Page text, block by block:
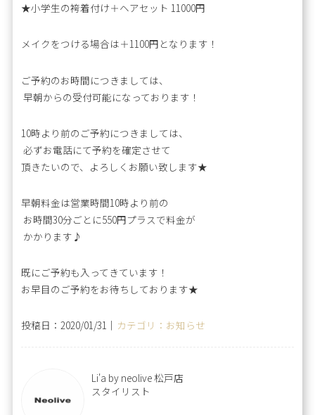
★小学生の袴着付け＋ヘアセット 11000円
メイクをつける場合は＋1100円となります！
ご予約のお時間につきましては、
早朝からの受付可能になっております！
10時より前のご予約につきましては、
必ずお電話にて予約を確定させて
頂きたいので、よろしくお願い致します★
早朝料金は営業時間10時より前の
お時間30分ごとに550円プラスで料金が
かかります♪
既にご予約も入ってきています！
お早目のご予約をお待ちしております★
投稿日：2020/01/31｜ カテゴリ：お知らせ
Li'a by neolive 松戸店
スタイリスト